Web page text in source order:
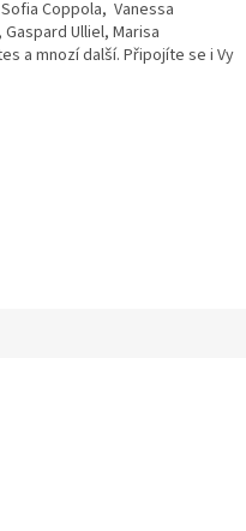
Coppola, Vanessa
Ulliel, Marisa
a mnozí další. Připojíte se i Vy